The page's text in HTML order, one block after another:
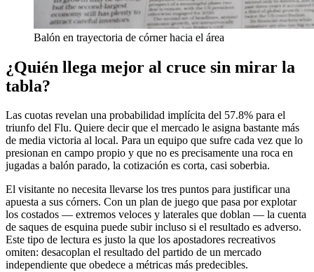
Balón en trayectoria de córner hacia el área
¿Quién llega mejor al cruce sin mirar la
tabla?
Las cuotas revelan una probabilidad implícita del 57.8% para el
triunfo del Flu. Quiere decir que el mercado le asigna bastante más
de media victoria al local. Para un equipo que sufre cada vez que lo
presionan en campo propio y que no es precisamente una roca en
jugadas a balón parado, la cotización es corta, casi soberbia.
El visitante no necesita llevarse los tres puntos para justificar una
apuesta a sus córners. Con un plan de juego que pasa por explotar
los costados — extremos veloces y laterales que doblan — la cuenta
de saques de esquina puede subir incluso si el resultado es adverso.
Este tipo de lectura es justo la que los apostadores recreativos
omiten: desacoplan el resultado del partido de un mercado
independiente que obedece a métricas más predecibles.